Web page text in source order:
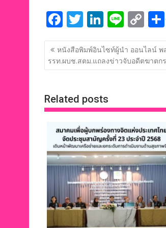
b
o
o
k
er e
dI
n
y
Li
n
k
F
ac
e
b
o
k
T
w
itt
er
Li
n
k
e
n
Li
n
e
C
o
p
y
k
แนะแนว
เรื่อง
หนังสือพิมพ์อินไซท์ผู้นำ ออนไลน์ พ
รรท.ผบช.สตม.แถลงข่าวจับอดีตฆาตก
Related posts